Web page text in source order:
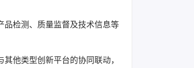
品检测、质量监督及技术信息等
他类型创新平台的协同联动，